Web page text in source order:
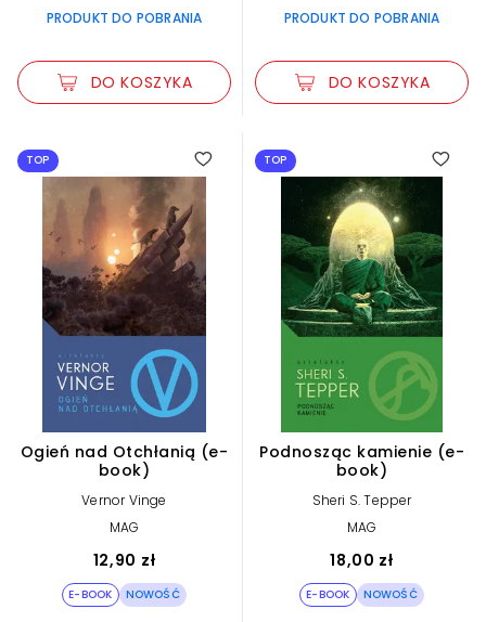
PRODUKT DO POBRANIA
DO KOSZYKA
PRODUKT DO POBRANIA
DO KOSZYKA
TOP
Ogień nad Otchłanią (e-
book)
Vernor Vinge
MAG
12,90 zł
E-BOOK NOWOŚĆ
TOP
Podnosząc kamienie (e-
book)
Sheri S. Tepper
MAG
18,00 zł
E-BOOK NOWOŚĆ